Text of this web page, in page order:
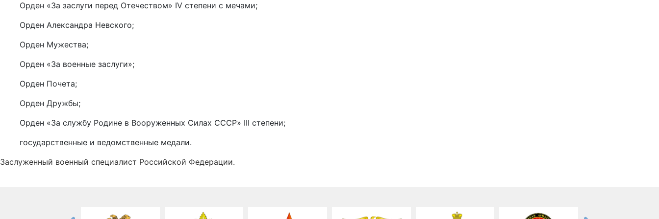
Орден «За заслуги перед Отечеством» IV степени с мечами;
Орден Александра Невского;
Орден Мужества;
Орден «За военные заслуги»;
Орден Почета;
Орден Дружбы;
Орден «За службу Родине в Вооруженных Силах СССР» III степени;
государственные и ведомственные медали.
Заслуженный военный специалист Российской Федерации.